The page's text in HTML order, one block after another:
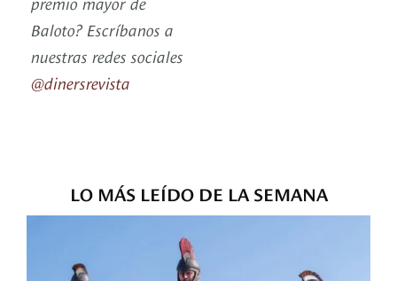
Baloto? Escríbanos a
nuestras redes sociales
@dinersrevista
LO MÁS LEÍDO DE LA SEMANA